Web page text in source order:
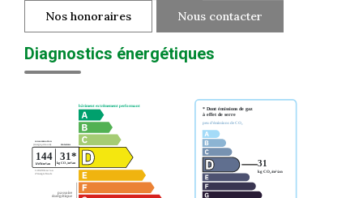
Nos honoraires Nous contacter
Diagnostics énergétiques